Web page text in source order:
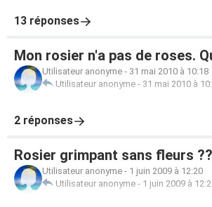
13 réponses
Mon rosier n'a pas de roses.
Utilisateur anonyme - 31 mai 2010 à 10:18
Utilisateur anonyme - 31 mai 2010 à
2 réponses
Rosier grimpant sans fleurs ??
Utilisateur anonyme - 1 juin 2009 à 12:20
Utilisateur anonyme - 1 juin 2009 à